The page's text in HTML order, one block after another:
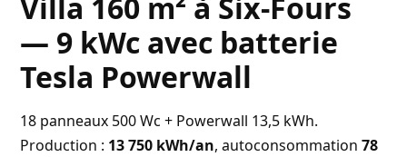
Villa 160 m² à Six-Fours
— 9 kWc avec batterie
Tesla Powerwall
18 panneaux 500 Wc + Powerwall 13,5 kWh.
Production : 13 750 kWh/an, autoconsommation78